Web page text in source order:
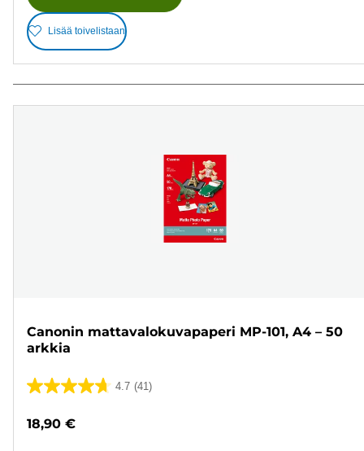
Lisää toivelistaan
Canonin mattavalokuvapaperi MP-101, A4 – 50
arkkia
4.7 (41)
4.7/5
41
18,90 €